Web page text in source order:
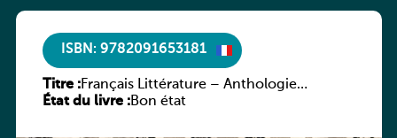
ISBN: 9782091653181
Titre :Français Littérature – Anthologie
chronologique 2de/1re
État du livre :Bon état